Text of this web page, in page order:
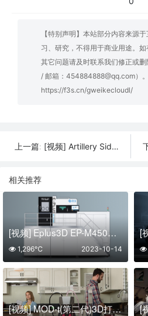
【特别声明】本站部分内容来源
习、研究，不得用于商业用途。
其它问题请及时联系我们修正或
/ 邮箱：454884888@qq.com）
https://f3s.cn/gweikecloudl/
上一篇: [视频] Artillery Sidewinder X1高精度家用准工业级三维3D打印机
相关推荐
[视频] Eplus3D EP-M450H高质量大尺寸金属3D打印机
2023-10-14
1,296℃
[视频] MOD-t(第二代)3D打印机: 更好 更快 更聪明